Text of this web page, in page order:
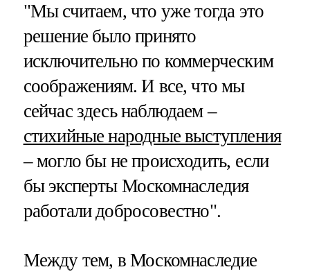
"Мы считаем, что уже тогда это
решение было принято
исключительно по коммерческим
соображениям. И все, что мы
сейчас здесь наблюдаем –
стихийные народные выступления
– могло бы не происходить, если
бы эксперты Москомнаследия
работали добросовестно".
Между тем, в Москомнаследие